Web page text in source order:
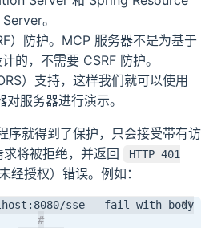
Server。
）防护。MCP 服务器不是为基于
的，不需要 CSRF 防护。
）支持，这样我们就可以使用
对服务器进行演示。
序就得到了保护，只会接受带有访
将被拒绝，并返回
HTTP 401
未经授权）错误。例如：
#